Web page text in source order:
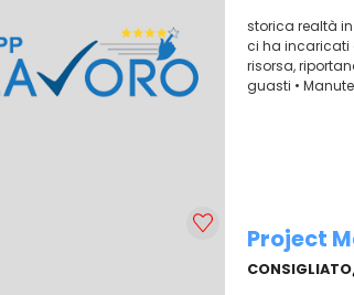
storica realtà
ci ha incaricati
risorsa,
guasti •
Project
CONSIGLIATO